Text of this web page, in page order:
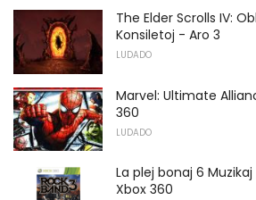
The Elder Scrolls IV:
Konsiletoj - Aro 3
LUDADO
Marvel: Ultimate
360
LUDADO
La plej bonaj 6
Xbox 360